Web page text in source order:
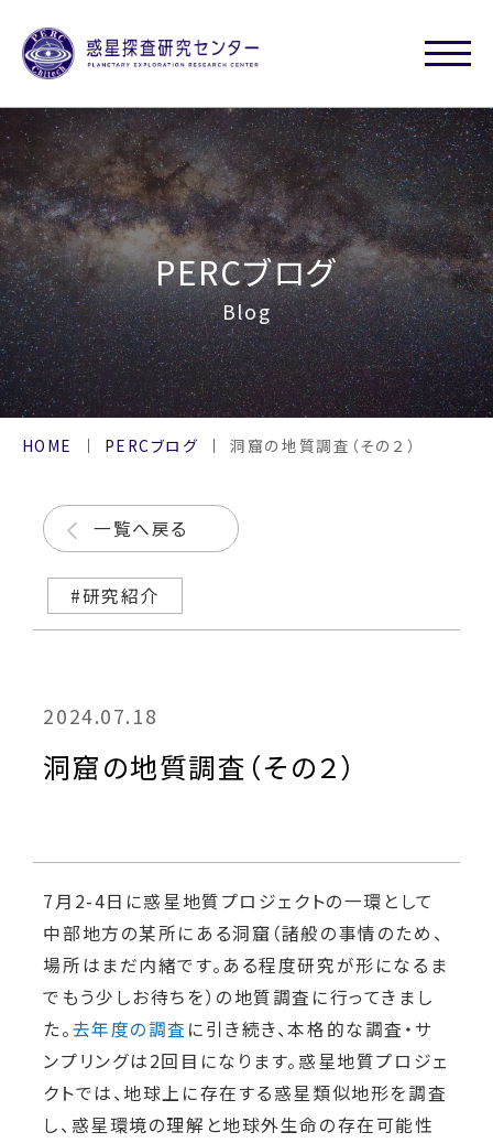
PERCブログ
Blog
HOME PERCブログ 洞窟の地質調査（その２）
一覧へ戻る
#研究紹介
2024.07.18
洞窟の地質調査（その２）
7月2-4日に惑星地質プロジェクトの一環として
中部地方の某所にある洞窟（諸般の事情のため、
場所はまだ内緒です。ある程度研究が形になるま
でもう少しお待ちを）の地質調査に行ってきまし
た。去年度の調査 に引き続き、本格的な調査・サ
ンプリングは2回目になります。惑星地質プロジェ
クトでは、地球上に存在する惑星類似地形を調査
し、惑星環境の理解と地球外生命の存在可能性